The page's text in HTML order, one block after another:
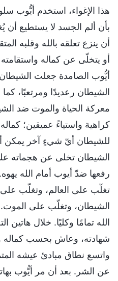
هذا الإغواء، استخدم أيُّوب
بأن ألم الجسد لا يستطيع أن
أن ينزع تعلقه بالله وقلبه
أو يتخلّى عن كماله
أيُّوب الصامدة جعلت الشيطان
الشيطان رعديدًا ومرتعبًا،
معركة الحياة والموت ضد
كراهية واستياءً عميقين؛
للشيطان أيّ شيءٍ آخر يمكن
الشيطان تخلى عن هجماته
رفعها ضدّ أيوب أمام الله
تغلّب على العالم، وتغلّب
الشيطان، وتغلّب على الموت.
الله تمامًا وكليًا. خلال هاتين
شهادته، وعاش بحسب كماله
واتسع نطاق مبادئ عيشه
عن الشر. بعد أن مر أيُّوب